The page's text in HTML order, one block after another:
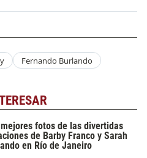
Fernando Burlando
fotos de las divertidas
de Barby Franco y Sarah
en Río de Janeiro